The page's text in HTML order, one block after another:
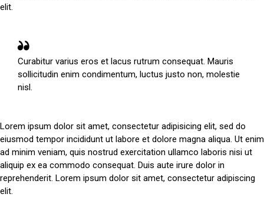
elit.
Curabitur varius eros et lacus rutrum consequat. Mauris
sollicitudin enim condimentum, luctus justo non, molestie
nisl.
Lorem ipsum dolor sit amet, consectetur adipisicing elit, sed do
eiusmod tempor incididunt ut labore et dolore magna aliqua. Ut enim
ad minim veniam, quis nostrud exercitation ullamco laboris nisi ut
aliquip ex ea commodo consequat. Duis aute irure dolor in
reprehenderit. Lorem ipsum dolor sit amet, consectetur adipiscing
elit.